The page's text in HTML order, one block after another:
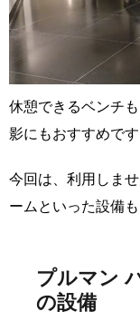
休憩できるベンチ
影にもおすすめです
今回は、利用しま
ームといった設備も
プルマン
の設備